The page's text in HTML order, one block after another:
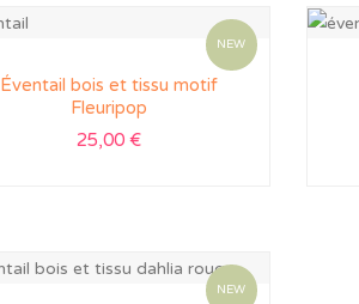
NEW
Éventail bois et tissu motif
Fleuripop
25,00 €
NEW